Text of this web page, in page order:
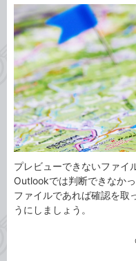
カ
テ
ゴ
リ
事
タ
グ
プレビューできないファイ
Outlookでは判断できなか
ファイルであれば確認を取
うにしましょう。